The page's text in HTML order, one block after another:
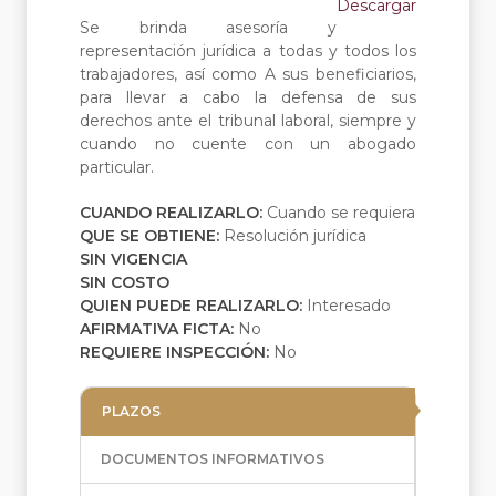
Descargar
Se brinda asesoría y
representación jurídica a todas y todos los
trabajadores, así como A sus beneficiarios,
para llevar a cabo la defensa de sus
derechos ante el tribunal laboral, siempre y
cuando no cuente con un abogado
particular.
CUANDO REALIZARLO: Cuando se requiera
QUE SE OBTIENE: Resolución jurídica
SIN VIGENCIA
SIN COSTO
QUIEN PUEDE REALIZARLO: Interesado
AFIRMATIVA FICTA: No
REQUIERE INSPECCIÓN: No
PLAZOS
DOCUMENTOS INFORMATIVOS